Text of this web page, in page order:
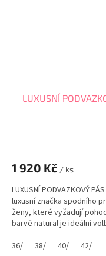
LUXUSNÍ
1 920 Kč / ks
LUXUSNÍ PODVAZKOVÝ
luxusní značka spodního
ženy, které vyžadují
barvě natural je ideální
36/
38/ 40/ 42/